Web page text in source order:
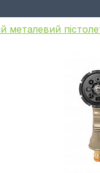
металевий